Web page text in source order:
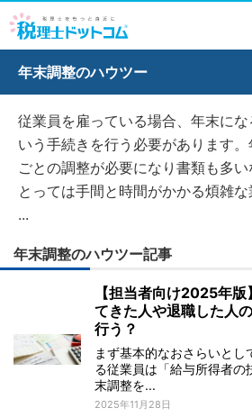
年末調整のハウツー
従業員を雇っている場合、年末に
いう手続きを行う必要があります
ごとの調整が必要になり書類も多
とっては手間と時間がかかる煩雑な
...
年末調整のハウツー記事
【担当者向け2025年
てきた人や退職した人
行う？
まず基本的なおさらいと
る従業員は「給与所得者の
末調整を...
2025年11月28日